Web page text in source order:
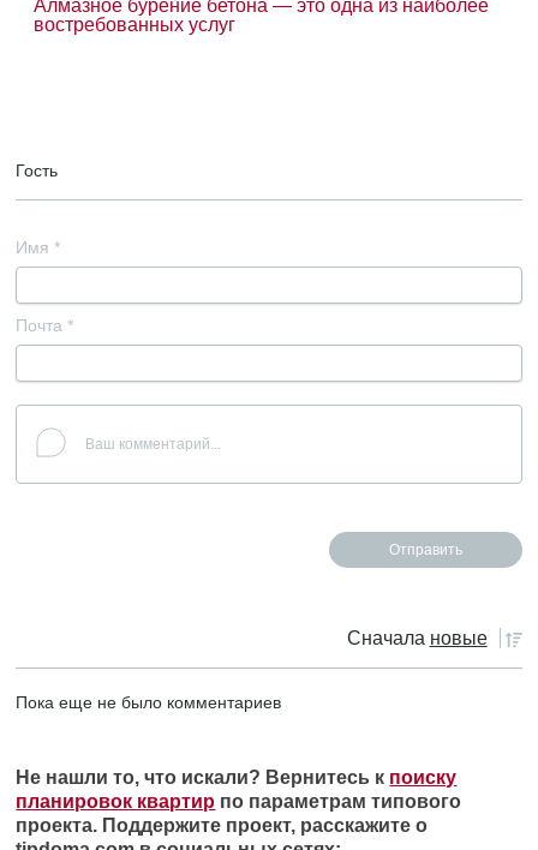
Алмазное бурение бетона — это одна из наиболее
востребованных услуг
Гость
Имя *
Почта *
Сначала новые
Пока еще не было комментариев
Не нашли то, что искали? Вернитесь к поиску
планировок квартир по параметрам типового
проекта. Поддержите проект, расскажите о